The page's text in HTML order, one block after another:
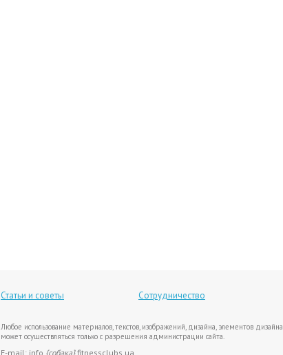
Статьи и советы Сотрудничество
Любое использование материалов, текстов, изображений, дизайна, элементов дизайна
может осуществляться только с разрешения администрации сайта.
E-mail: info {собака}fitnessclubs.ua